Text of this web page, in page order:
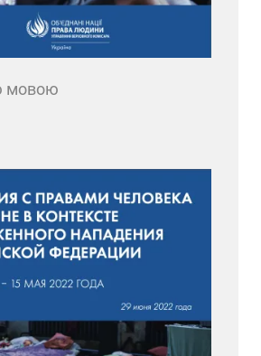
мовою